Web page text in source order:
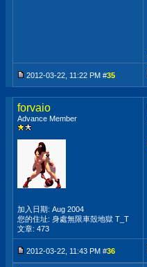
2012-03-22, 11:22 PM #35
forvaio
Advance Member
加入日期: Aug 2004
您的住址: 身處無限車殼地獄 T_T
文章: 473
2012-03-22, 11:43 PM #36